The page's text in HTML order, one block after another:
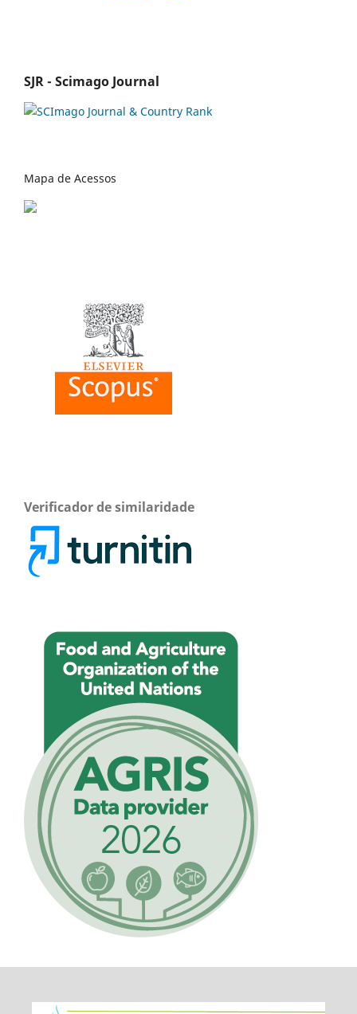
SJR - Scimago Journal
Mapa de Acessos
Verificador de similaridade